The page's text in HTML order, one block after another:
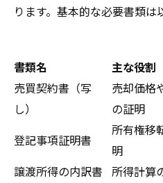
ります。基本的な必要書類は
書類名 主な役割
売買契約書（写
し）
売却価格
の証明
登記事項証明書
所有権移
明
譲渡所得の内訳書 所得計算